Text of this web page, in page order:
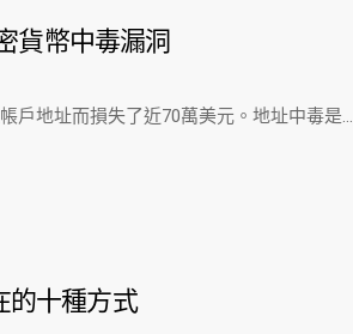
貨幣中毒漏洞
戶地址而損失了近70萬美元。地址中毒是…
的十種方式